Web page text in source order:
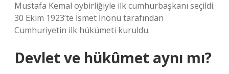
Mustafa Kemal oybirliğiyle ilk cumhurbaşkanı seçildi.
30 Ekim 1923’te İsmet İnönü tarafından
Cumhuriyetin ilk hükümeti kuruldu.
Devlet ve hükûmet aynı mı?